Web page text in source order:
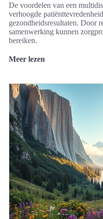
De voordelen van een
verhoogde
gezondheidsresultaten. Door
samenwerking kunnen
bereiken.
Meer lezen